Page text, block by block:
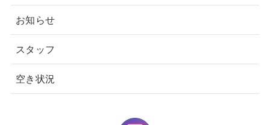
お知らせ
スタッフ
空き状況